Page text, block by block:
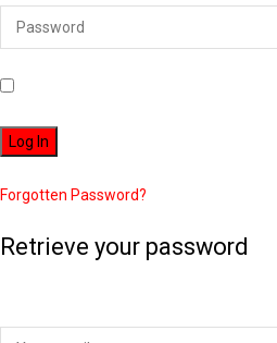
Forgotten Password?
Retrieve your password